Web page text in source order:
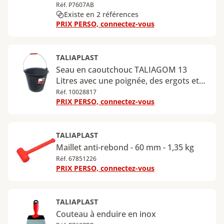
Réf. P7607AB
Existe en 2 références
PRIX PERSO, connectez-vous
TALIAPLAST
Seau en caoutchouc TALIAGOM 13
Litres avec une poignée, des ergots et
une anse de 5,3 mm
Réf. 10028817
PRIX PERSO, connectez-vous
TALIAPLAST
Maillet anti-rebond - 60 mm - 1,35 kg
Réf. 67851226
PRIX PERSO, connectez-vous
TALIAPLAST
Couteau à enduire en inox